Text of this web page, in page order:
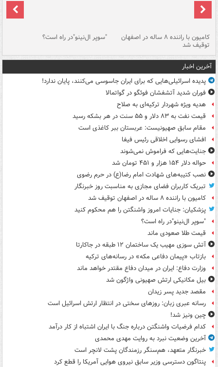
کامیون با راننده ۸ ساله در اصفهان
توقیف شد
"سوپر ال‌نینو"در راه است؟
آخرین اخبار
پدیده اسرائیلی‌هایی که برای ایران جاسوسی می‌کنند، پایان ندارد!
فوران شدید آتشفشان فوئگو در گواتمالا
هدیه ویژه شهردار ترکیه‌ای به صلاح
قیمت نفت به ۸۳ دلار و ۵۵ سنت در هر بشکه رسید
مقام سابق صهیونیست: عربستان ببر کاغذی است
افشای رسوایی اخلاقی رئیس فیفا
جنایت‌هایی که فراموش نمی‌شوند
حواله دلار ۱۵۴ هزار و ۴۵۱ تومان شد
نصب کتیبه‌های شهادت امام رضا(ع) در حرم رضوی
تبریک کاربران فضای مجازی به مناسبت روز خبرنگار
کامیون با راننده ۸ ساله در اصفهان توقیف شد
پزشکیان: جنایات امروز واشنگتن را هم محکوم کنید
"سوپر ال‌نینو"در راه است؟
قیمت طلا صعودی ماند
آتش سوزی مهیب یک ساختمان ۱۲ طبقه در جاکارتا
بازتاب «پیمان دفاعی مکه» در رسانه‌های ترکیه
وزارت دفاع: ایران در میدان دفاع مقتدر خواهد ماند
بیل مکانیکی ارتش صهیونی واژگون شد
مقصد جدید پسر زیدان
رسانه عبری زبان: روزهای سختی در انتظار ارتش اسرائیل است
چین ونیز شد!
کدام فرضیات واشنگتن درباره جنگ با ایران اشتباه از کار درآمد
آخرین وضعیت نبرد به روایت مهدی محمدی
خبرنگار متعهد، هم‌سنگر رزمندگان پشت لانچر است
پنتاگون دسترسی وزیر سابق نیروی هوایی آمریکا را قطع کرد